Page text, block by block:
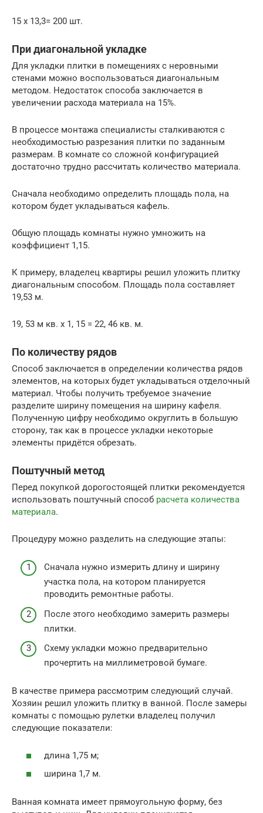
15 х 13,3= 200 шт.
При диагональной укладке
Для укладки плитки в помещениях с неровными
стенами можно воспользоваться диагональным
методом. Недостаток способа заключается в
увеличении расхода материала на 15%.
В процессе монтажа специалисты сталкиваются с
необходимостью разрезания плитки по заданным
размерам. В комнате со сложной конфигурацией
достаточно трудно рассчитать количество материала.
Сначала необходимо определить площадь пола, на
котором будет укладываться кафель.
Общую площадь комнаты нужно умножить на
коэффициент 1,15.
К примеру, владелец квартиры решил уложить плитку
диагональным способом. Площадь пола составляет
19,53 м.
19, 53 м кв. х 1, 15 = 22, 46 кв. м.
По количеству рядов
Способ заключается в определении количества рядов
элементов, на которых будет укладываться отделочный
материал. Чтобы получить требуемое значение
разделите ширину помещения на ширину кафеля.
Полученную цифру необходимо округлить в большую
сторону, так как в процессе укладки некоторые
элементы придётся обрезать.
Поштучный метод
Перед покупкой дорогостоящей плитки рекомендуется
использовать поштучный способ расчета количества
материала.
Процедуру можно разделить на следующие этапы:
Сначала нужно измерить длину и ширину
участка пола, на котором планируется
проводить ремонтные работы.
После этого необходимо замерить размеры
плитки.
Схему укладки можно предварительно
прочертить на миллиметровой бумаге.
В качестве примера рассмотрим следующий случай.
Хозяин решил уложить плитку в ванной. После замеры
комнаты с помощью рулетки владелец получил
следующие показатели:
длина 1,75 м;
ширина 1,7 м.
Ванная комната имеет прямоугольную форму, без